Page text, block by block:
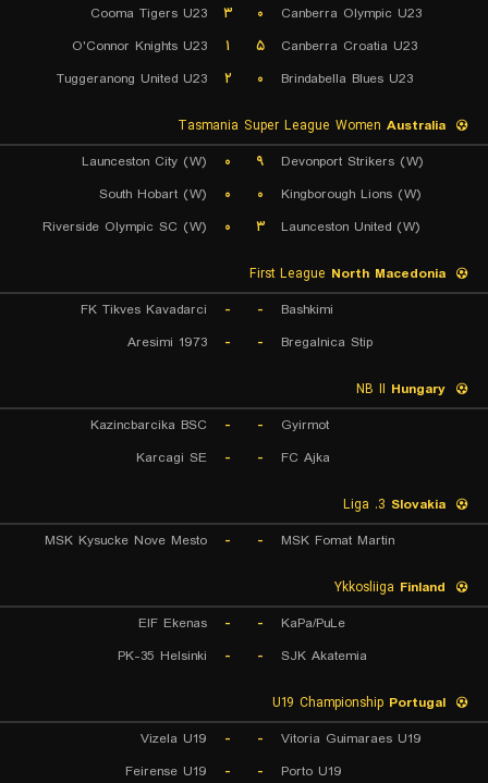
Canberra Olympic U23
۰ ۳
Cooma Tigers U23
Canberra Croatia U23
۵ ۱
O'Connor Knights U23
Brindabella Blues U23
۰ ۲ Tuggeranong United U23
Australia
Devonport Strikers (W)
۹ ۰
Launceston City (W)
Kingborough Lions (W)
۰ ۰
South Hobart (W)
Launceston United (W)
۳ ۰ Riverside Olympic SC (W)
North Macedonia
Bashkimi
-
-
FK Tikves Kavadarci
Bregalnica Stip
-
-
Aresimi 1973
Hungary
Gyirmot
-
-
Kazincbarcika BSC
FC Ajka
-
-
Karcagi SE
Slovakia
MSK Fomat Martin
-
-
MSK Kysucke Nove Mesto
Finland
KaPa/PuLe
-
-
EIF Ekenas
SJK Akatemia
-
-
PK-35 Helsinki
Portugal
Vitoria Guimaraes U19
-
-
Vizela U19
Porto U19
-
-
Feirense U19